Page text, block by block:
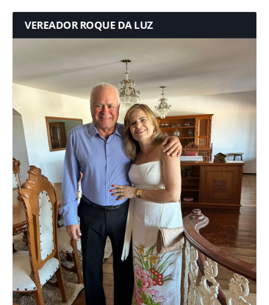
VEREADOR ROQUE DA LUZ